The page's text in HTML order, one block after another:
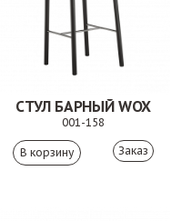
СТУЛ БАРНЫЙ WOX
001-158
Заказ